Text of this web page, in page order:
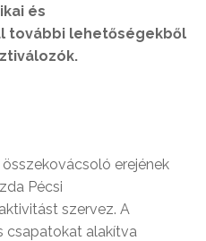
és
további lehetőségekből
erejének
Pécsi
szervez. A
csapatokat alakítva